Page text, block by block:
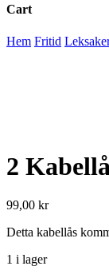
Cart
Close
Hem Fritid
2
99,00 kr
Detta kabellås
1 i lager